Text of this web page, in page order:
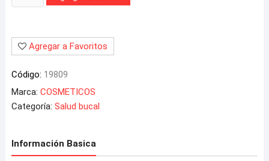
Agregar a Favoritos
Código: 19809
Marca: COSMETICOS
Categoría: Salud bucal
Información Basica